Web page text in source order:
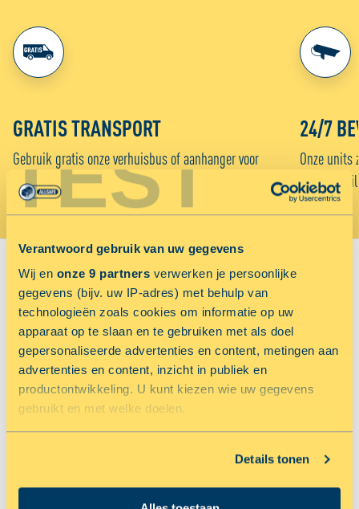
TEST
Verantwoord gebruik van uw gegevens
Wij en onze 9 partners verwerken je persoonlijke
gegevens (bijv. uw IP-adres) met behulp van
technologieën zoals cookies om informatie op uw
apparaat op te slaan en te gebruiken met als doel
gepersonaliseerde advertenties en content, metingen aan
advertenties en content, inzicht in publiek en
productontwikkeling. U kunt kiezen wie uw gegevens
gebruikt en met welke doelen.
die tot een paar meter nauwkeurig kan zijn
Details tonen
KIES
GRATIS TRANSPORT
Gebruik gratis onze verhuisbus of aanhanger voor
het vervoer van je spullen naar ALLSAFE.
24/7
Onze units
week
VIND JOUW VESTIGING:
Sorteer op
Voordeligst
Afstand in km
Schakel jouw locatiediensten in om deze functie te gebruiken.
Sorry, met de door jou ingevulde adresgegevens kunnen wij geen vestigingen(en)